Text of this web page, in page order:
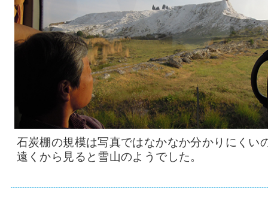
石炭棚の規模は写真ではなかなか分かりにくい
遠くから見ると雪山のようでした。